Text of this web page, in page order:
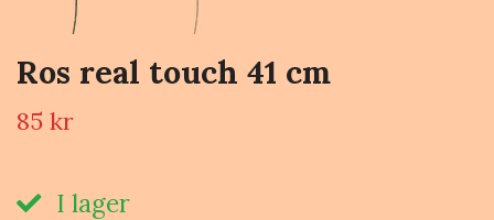
Ros real touch 41 cm
85 kr
I lager